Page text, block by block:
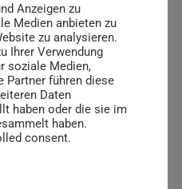
Anzeigen zu
Medien anbieten zu
zu analysieren.
Ihrer Verwendung
soziale Medien,
Partner führen diese
Daten
haben oder die sie im
haben.
consent.